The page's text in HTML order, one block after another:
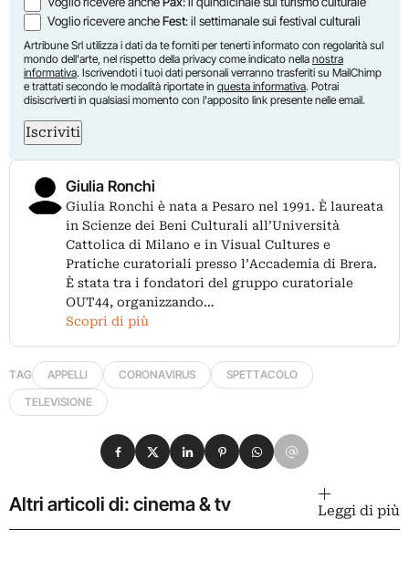
Voglio ricevere ancheFest: il settimanale sui festival culturali
Artribune Srl utilizza i dati da te forniti per tenerti informato con regolarità sul
mondo dell'arte, nel rispetto della privacy come indicato nella nostra
informativa. Iscrivendoti i tuoi dati personali verranno trasferiti su MailChimp
e trattati secondo le modalità riportate in questa informativa. Potrai
disiscriverti in qualsiasi momento con l'apposito link presente nelle email.
Iscriviti
Giulia Ronchi
Giulia Ronchi è nata a Pesaro nel 1991. È laureata
in Scienze dei Beni Culturali all’Università
Cattolica di Milano e in Visual Cultures e
Pratiche curatoriali presso l’Accademia di Brera.
È stata tra i fondatori del gruppo curatoriale
OUT44, organizzando…
Scopri di più
TAG APPELLI CORONAVIRUS
SPETTACOLO
TELEVISIONE
Condividi su Facebook
Condividi su X
Condividi su LinkedIn
Condividi su Pinterest
Condividi su WhatsApp
Condividi su Email
Altri articoli di: cinema & tv Leggi di più